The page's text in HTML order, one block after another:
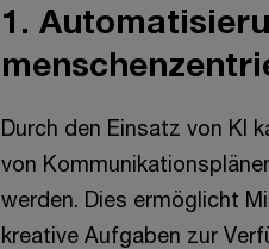
1.
Durch den Einsatz von KI
von
werden. Dies ermöglicht
kreative Aufgaben zur